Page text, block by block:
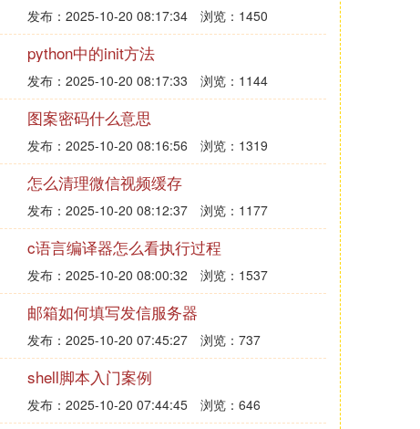
发布：2025-10-20 08:17:34 浏览：1450
python中的init方法
发布：2025-10-20 08:17:33 浏览：1144
图案密码什么意思
发布：2025-10-20 08:16:56 浏览：1319
怎么清理微信视频缓存
发布：2025-10-20 08:12:37 浏览：1177
c语言编译器怎么看执行过程
发布：2025-10-20 08:00:32 浏览：1537
邮箱如何填写发信服务器
发布：2025-10-20 07:45:27 浏览：737
shell脚本入门案例
发布：2025-10-20 07:44:45 浏览：646